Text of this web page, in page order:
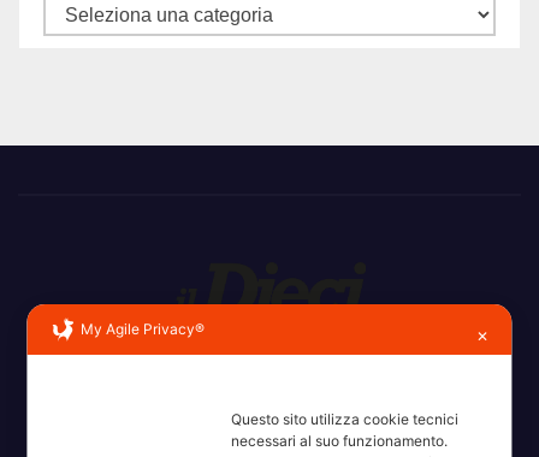
Categorie
Erba, Brianza, Lario: raccontate con la serietà di chi non
My Agile Privacy® ✕
Questo sito utilizza cookie tecnici
necessari al suo funzionamento.